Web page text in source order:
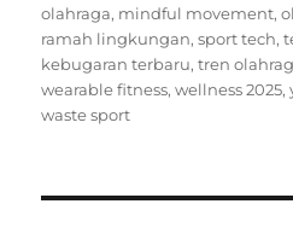
olahraga, mindful movement,
ramah lingkungan,sport tech,
kebugaran terbaru,tren
wearable fitness,wellness 2025,
waste sport